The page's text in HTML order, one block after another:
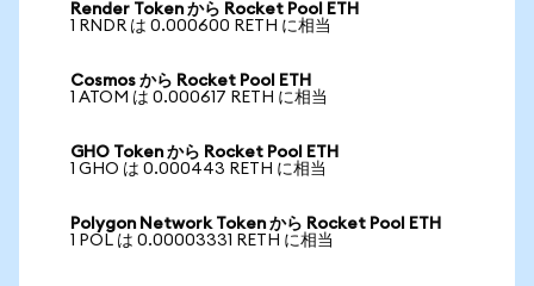
Render Token から Rocket Pool ETH
1 RNDR は 0.000600 RETH に相当
Cosmos から Rocket Pool ETH
1 ATOM は 0.000617 RETH に相当
GHO Token から Rocket Pool ETH
1 GHO は 0.000443 RETH に相当
Polygon Network Token から Rocket Pool ETH
1 POL は 0.00003331 RETH に相当